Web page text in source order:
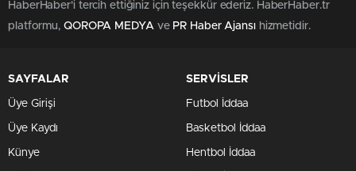
HaberHaber'i tercih ettiğiniz için teşekkür ederiz. HaberHaber.tr
platformu, QOROPA MEDYAve PR Haber Ajansıhizmetidir.
SAYFALAR
Üye Girişi
Üye Kaydı
Künye
SERVİSLER
Futbol İddaa
Basketbol İddaa
Hentbol İddaa